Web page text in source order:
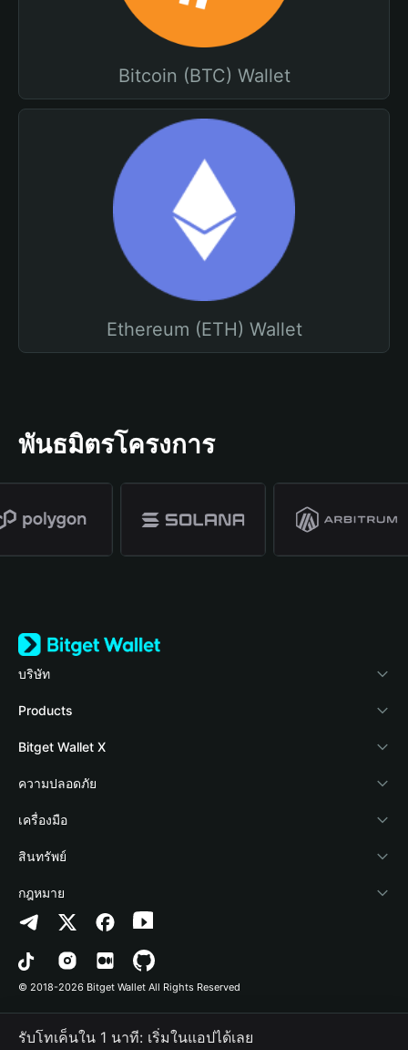
Bitcoin (BTC) Wallet
Ethereum (ETH) Wallet
พันธมิตรโครงการ
บริษัท
เกี่ยวกับ Bitget Wallet
Blog
Academy
ข่าวสารด้านคริปโต
ศูนย์ช่วยเหลือ
ติดต่อเรา
ทรัพยากรข้อมูลของแบรนด์
อาชีพ
Products
Crypto Card
Stablecoin Earn
Payfi Crypto
Crypto Swap API
Altcoin Season Index
Prediction Markets
DApp
RWA
Bitget Wallet X
นักพัฒนา
เชื่อมต่อ Wallet
Bitget Wallet Pay
ลิสต์โปรเจกต์
ความปลอดภัย
Protection Fund
เทคโนโลยีความปลอดภัย
เครื่องมือ
ซื้อคริปโต
การตรวจจับการอนุญาต
การตรวจจับสัญญา
การโอนเป็นชุด
สินทรัพย์
Arbitrum
Avalanche
Bitcoin
Polygon
กฎหมาย
นโยบายความเป็นส่วนตัว
ข้อตกลงในการใช้บริการ
© 2018-2026 Bitget Wallet All Rights Reserved
รับโทเค็นใน 1 นาที: เริ่มในแอปได้เลย